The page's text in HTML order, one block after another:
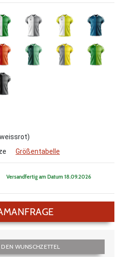
Größentabelle
Versandfertig am Datum 18.09.2026
WUNSCHZETTEL